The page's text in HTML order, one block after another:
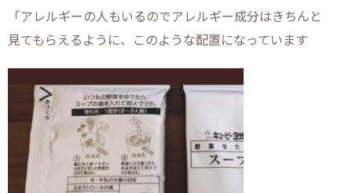
「アレルギーの人もいるのでアレルギー成分はきちんと
見てもらえるように、このような配置になっています